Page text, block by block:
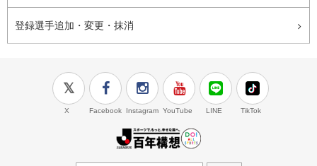
登録選手追加・変更・抹消
X Facebook Instagram YouTube LINE TikTok